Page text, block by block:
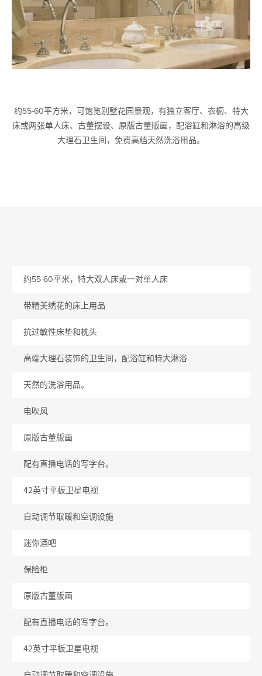
约55-60平方米，可饱览别墅花园景观，有独立客厅、衣橱、特大
床或两张单人床、古董摆设、原版古董版画，配浴缸和淋浴的高级
大理石卫生间，免费高档天然洗浴用品。
约55-60平米，特大双人床或一对单人床
带精美绣花的床上用品
抗过敏性床垫和枕头
高端大理石装饰的卫生间，配浴缸和特大淋浴
天然的洗浴用品。
电吹风
原版古董版画
配有直播电话的写字台。
42英寸平板卫星电视
自动调节取暖和空调设施
迷你酒吧
保险柜
原版古董版画
配有直播电话的写字台。
42英寸平板卫星电视